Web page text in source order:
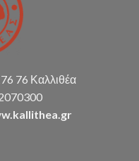
76 Καλλιθέα